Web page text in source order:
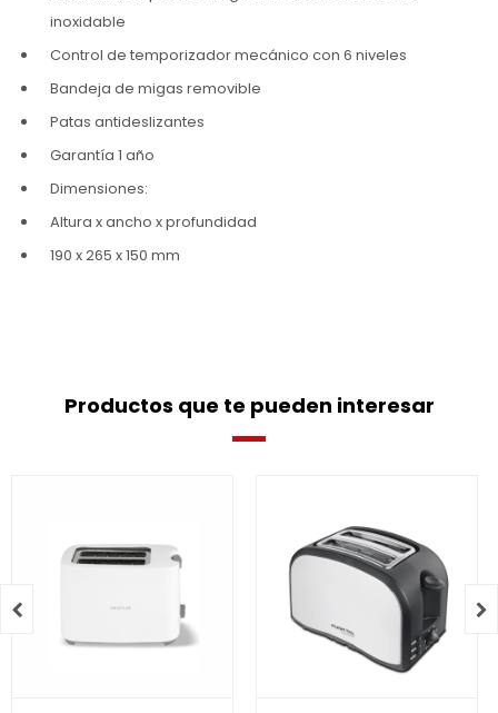
inoxidable
Control de temporizador mecánico con 6 niveles
Bandeja de migas removible
Patas antideslizantes
Garantía 1 año
Dimensiones:
Altura x ancho x profundidad
190 x 265 x 150 mm
Productos que te pueden interesar
 